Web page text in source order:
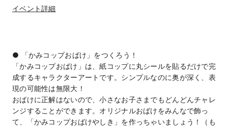
イベント詳細
● 「かみコップおばけ」をつくろう！
「かみコップおばけ」は、紙コップに丸シールを貼るだけで完
成するキャラクターアートです。シンプルなのに奥が深く、表
現の可能性は無限大！
おばけに正解はないので、小さなお子さまでもどんどんチャレ
ンジすることができます。オリジナルおばけをみんなで飾っ
て、「かみコップおばけやしき」を作っちゃいましょう！（も